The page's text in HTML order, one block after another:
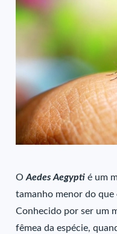
OAedes Aegypti é um
tamanho menor do
Conhecido por ser um
fêmea da espécie,